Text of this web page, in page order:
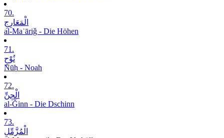
70.
الْمَعَارِجِ
al-Maʿāriǧ - Die Höhen
71.
نُوْحٍ
Nūḥ - Noah
72.
الْجِنِّ
al-Ǧinn - Die Dschinn
73.
الْمُزَّمِّلِ